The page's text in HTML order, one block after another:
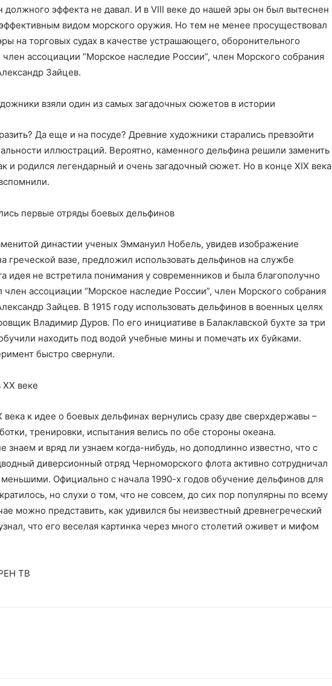
эффекта не давал. И в VIII веке до нашей эры он был вытеснен
видом морского оружия. Но тем не менее просуществовал
на торговых судах в качестве устрашающего, оборонительного
ассоциации “Морское наследие России”, член Морского собрания
Зайцев.
взяли один из самых загадочных сюжетов в истории
Да еще и на посуде? Древние художники старались превзойти
иллюстраций. Вероятно, каменного дельфина решили заменить
и родился легендарный и очень загадочный сюжет. Но в конце XIX века
первые отряды боевых дельфинов
династии ученых Эммануил Нобель, увидев изображение
греческой вазе, предложил использовать дельфинов на службе
идея не встретила понимания у современников и была благополучно
член ассоциации “Морское наследие России”, член Морского собрания
Зайцев. В 1915 году использовать дельфинов в военных целях
Владимир Дуров. По его инициативе в Балаклавской бухте за три
находить под водой учебные мины и помечать их буйками.
быстро свернули.
веке
века к идее о боевых дельфинах вернулись сразу две сверхдержавы –
тренировки, испытания велись по обе стороны океана.
знаем и вряд ли узнаем когда-нибудь, но доподлинно известно, что с
диверсионный отряд Черноморского флота активно сотрудничал
Официально с начала 1990-х годов обучение дельфинов для
но слухи о том, что не совсем, до сих пор популярны по всему
можно представить, как удивился бы неизвестный древнегреческий
что его веселая картинка через много столетий оживет и мифом
ТВ